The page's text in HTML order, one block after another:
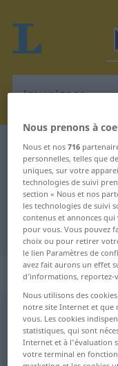
Dictionnaire
Traduction
"imunizace"
"imunizace"
imunizacef
Vue d'ensemble
(Pour plus
Nous prenons à
Nous et nos716
personnelles, telles que
uniques, sur votre
technologies de suivi
section « Nous et nos
les technologies de suivi
contenus et annonces
pour vous. Vous pouvez
choix ou pour retirer
le lien Paramètres de
avez fait aurons un effet
d’informations,
Nous utilisons des
notre site Internet et que
vous. Les cookies
statistiques, qui sont
Internet et à l'évaluation
votre terminal en